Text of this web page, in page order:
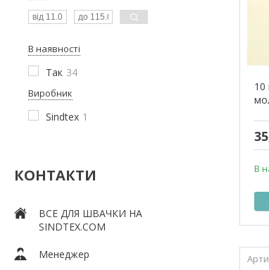
В наявності
Так 34
Виробник
Sindtex 1
КОНТАКТИ
ВСЕ ДЛЯ ШВАЧКИ НА
SINDTEX.COM
Менеджер
10
В